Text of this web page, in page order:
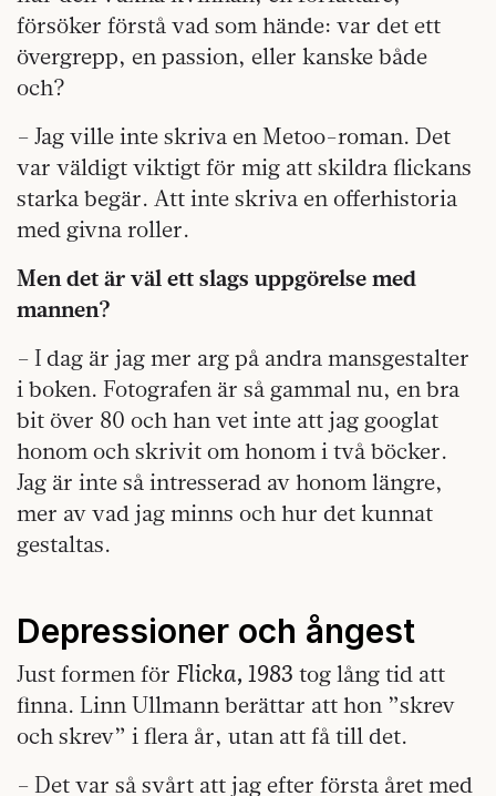
försöker förstå vad som hände: var det ett
övergrepp, en passion, eller kanske både
och?
– Jag ville inte skriva en Metoo-roman. Det
var väldigt viktigt för mig att skildra flickans
starka begär. Att inte skriva en offerhistoria
med givna roller.
Men det är väl ett slags uppgörelse med
mannen?
– I dag är jag mer arg på andra mansgestalter
i boken. Fotografen är så gammal nu, en bra
bit över 80 och han vet inte att jag googlat
honom och skrivit om honom i två böcker.
Jag är inte så intresserad av honom längre,
mer av vad jag minns och hur det kunnat
gestaltas.
Depressioner och ångest
Just formen för Flicka, 1983 tog lång tid att
finna. Linn Ullmann berättar att hon ”skrev
och skrev” i flera år, utan att få till det.
– Det var så svårt att jag efter första året med